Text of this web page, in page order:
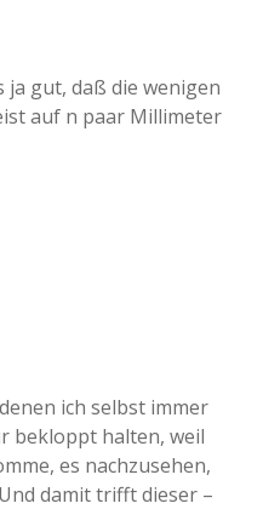
ja gut, daß die wenigen
auf n paar Millimeter
ich selbst immer
bekloppt halten, weil
es nachzusehen,
damit trifft dieser –